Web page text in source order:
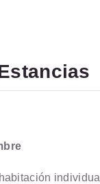
individual